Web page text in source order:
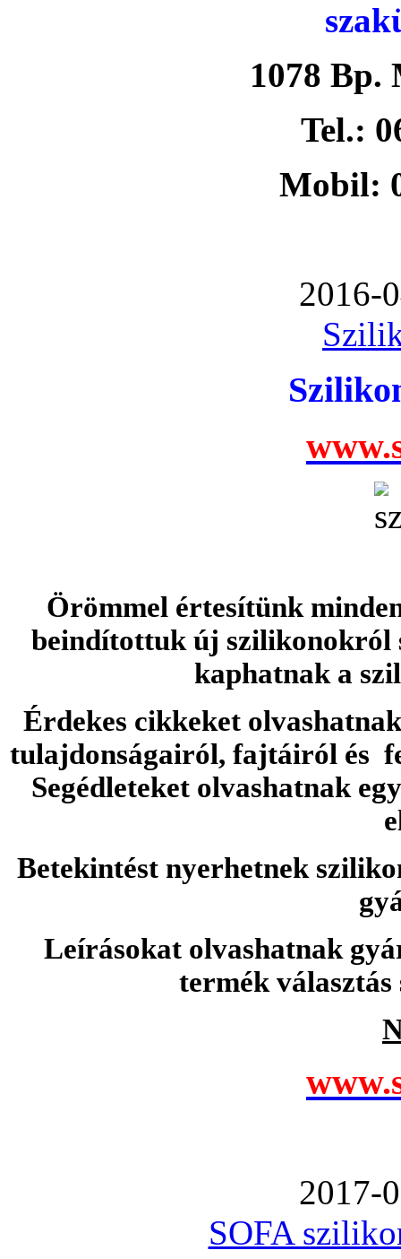
1078 Bp.
Tel.:
Mobil:
2016-
Örömmel értesítünk
beindítottuk új szilikonokról
kaphatnak a
Érdekes cikkeket
tulajdonságairól, fajtáiról és
Segédleteket olvashatnak
Betekintést nyerhetnek
Leírásokat olvashatnak
termék
2017-
SOFA